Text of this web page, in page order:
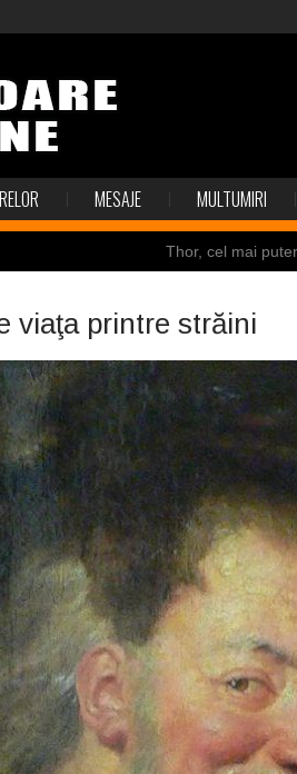
MESAJE MULTUMIRI
Thor, cel mai
Mulţi soldaţi
Salvat de la înec
Structurile
viaţa printre străini